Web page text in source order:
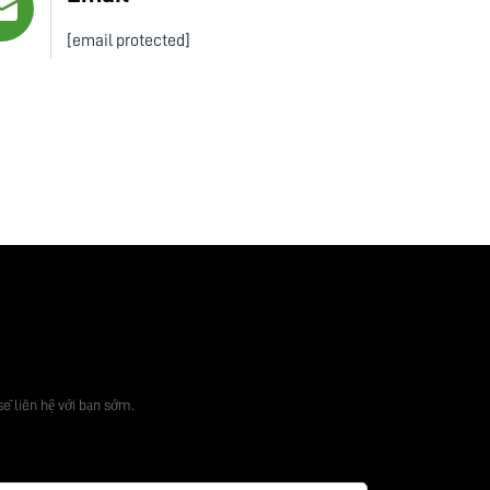
[email protected]
liên hệ với bạn sớm.